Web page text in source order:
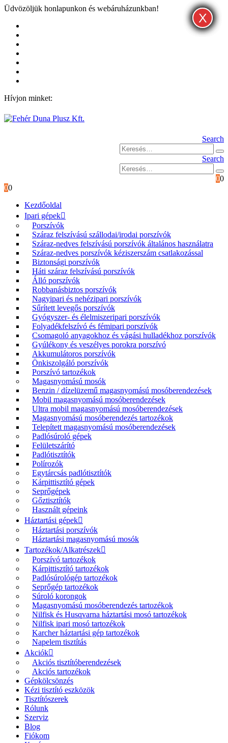
Üdvözöljük honlapunkon és webáruházunkban!
Hívjon minket:
Search
Search
00
00
Kezdőoldal
Ipari gépek
Porszívók
Száraz felszívású szállodai/irodai porszívók
Száraz-nedves felszívású porszívók általános használatra
Száraz-nedves porszívók kéziszerszám csatlakozással
Biztonsági porszívók
Háti száraz felszívású porszívók
Álló porszívók
Robbanásbiztos porszívók
Nagyipari és nehézipari porszívók
Sűrített levegős porszívók
Gyógyszer- és élelmiszeripari porszívók
Folyadékfelszívó és fémipari porszívók
Csomagoló anyagokhoz és vágási hulladékhoz porszívók
Gyúlékony és veszélyes porokra porszívó
Akkumulátoros porszívók
Önkiszolgáló porszívók
Porszívó tartozékok
Magasnyomású mosók
Benzin / dízelüzemű magasnyomású mosóberendezések
Mobil magasnyomású mosóberendezések
Ultra mobil magasnyomású mosóberendezések
Magasnyomású mosóberendezés tartozékok
Telepített magasnyomású mosóberendezések
Padlósúroló gépek
Felületszárító
Padlótisztítók
Polírozók
Egytárcsás padlótisztítók
Kárpittisztító gépek
Seprőgépek
Gőztisztítók
Használt gépeink
Háztartási gépek
Háztartási porszívók
Háztartási magasnyomású mosók
Tartozékok/Alkatrészek
Porszívó tartozékok
Kárpittisztító tartozékok
Padlósúrológép tartozékok
Seprőgép tartozékok
Súroló korongok
Magasnyomású mosóberendezés tartozékok
Nilfisk és Husqvarna háztartási mosó tartozékok
Nilfisk ipari mosó tartozékok
Karcher háztartási gép tartozékok
Napelem tisztítás
Akciók
Akciós tisztítóberendezések
Akciós tartozékok
Gépkölcsönzés
Kézi tisztító eszközök
Tisztítószerek
Rólunk
Szerviz
Blog
Fiókom
X
X
X